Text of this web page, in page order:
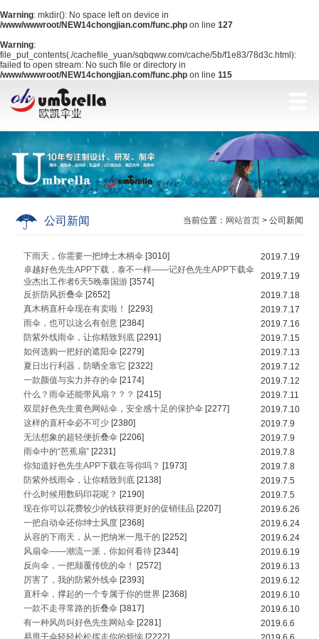
Warning: mkdir(): No space left on device in
/www/wwwroot/NEW14chongjian.com/func.php on line 127
Warning:
file_put_contents(./cachefile_yuan/sqbqww.com/cache/5b/f1e83/78d3c.html):
failed to open stream: No such file or directory in
/www/wwwroot/NEW14chongjian.com/func.php on line 115
公司新闻 当前位置： 网站首页> 公司新闻
下雨天，你需要一把绅士木柄伞[3010]
2019.7.19
卓越好色先生APP下载，泰不一样——记好色先生APP下载伞
业杰出工作者6天5晚泰国游[3574]
2019.7.19
反折防风折叠伞[2652]
2019.7.18
真木柄直杆伞现在有卖啦！
[2293]
2019.7.17
雨伞，也可以这么有创意[2384]
2019.7.16
防紫外线雨伞，让你精致到底[2291]
2019.7.15
如何选购一把好的遮阳伞[2279]
2019.7.13
夏日出行利器，防晒全靠它 [2322]
2019.7.12
一款颜值与实力并存的伞[2174]
2019.7.12
什么？雨伞还能带风扇？？？ [2415]
2019.7.11
双层好色先生黄色网站伞，安全感十足的保护伞[2277]
2019.7.10
这样的直杆伞必不可少[2380]
2019.7.9
无法想象的超轻便折叠伞[2206]
2019.7.9
雨伞中的“芭蕉扇”[2231]
2019.7.8
你知道好色先生APP下载在等你吗？ [1973]
2019.7.8
防紫外线雨伞，让你精致到底[2138]
2019.7.5
什么时候用数码印花呢？ [2190]
2019.7.5
现在你可以花费较少的钱获得更好的促销佳品 [2207]
2019.6.26
一把自动伞还你绅士风度[2368]
2019.6.24
从容的下雨天，从一把纳米一甩干的 [2252]
2019.6.24
风扇伞——潮流一派，你如何看待[2344]
2019.6.19
反向伞，一把颠覆传统的伞！
[2572]
2019.6.13
厉害了，我的防紫外线伞[2393]
2019.6.12
直杆伞，撑起的一个专属于你的世界 [2368]
2019.6.10
一款不走寻常路的折叠伞[3817]
2019.6.10
有一种风尚叫好色先生网站伞[2281]
2019.6.6